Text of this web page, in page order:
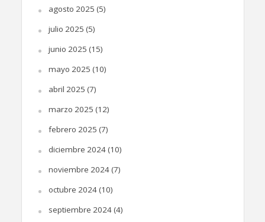
agosto 2025 (5)
julio 2025 (5)
junio 2025 (15)
mayo 2025 (10)
abril 2025 (7)
marzo 2025 (12)
febrero 2025 (7)
diciembre 2024(10)
noviembre 2024(7)
octubre 2024(10)
septiembre 2024(4)